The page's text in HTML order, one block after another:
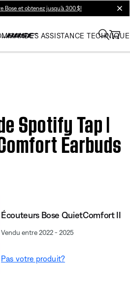
Bose et obtenez jusqu’à 300 $!
ASSISTANCE TECHNIQUE
Spotify Tap |
Earbuds
Écouteurs Bose QuietComfort II
Vendu entre 2022 - 2025
Pas votre produit?